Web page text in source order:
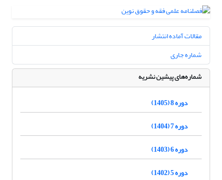
مقالات آماده انتشار
شماره جاری
شماره‌های پیشین نشریه
دوره 8 (1405)
دوره 7 (1404)
دوره 6 (1403)
دوره 5 (1402)